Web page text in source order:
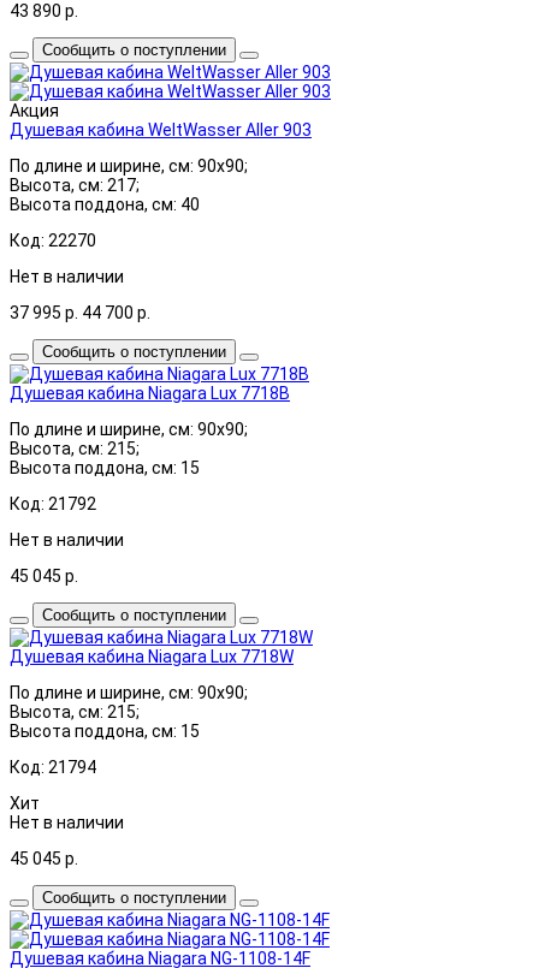
43 890 р.
Сообщить о поступлении
Акция
Душевая кабина WeltWasser Aller 903
По длине и ширине, см: 90x90;
Высота, см: 217;
Высота поддона, см: 40
Код: 22270
Нет в наличии
37 995 р. 44 700 р.
Сообщить о поступлении
Душевая кабина Niagara Lux 7718B
По длине и ширине, см: 90x90;
Высота, см: 215;
Высота поддона, см: 15
Код: 21792
Нет в наличии
45 045 р.
Сообщить о поступлении
Душевая кабина Niagara Lux 7718W
По длине и ширине, см: 90x90;
Высота, см: 215;
Высота поддона, см: 15
Код: 21794
Хит
Нет в наличии
45 045 р.
Сообщить о поступлении
Душевая кабина Niagara NG-1108-14F